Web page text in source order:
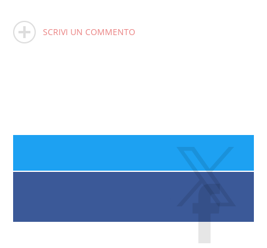
SCRIVI UN COMMENTO